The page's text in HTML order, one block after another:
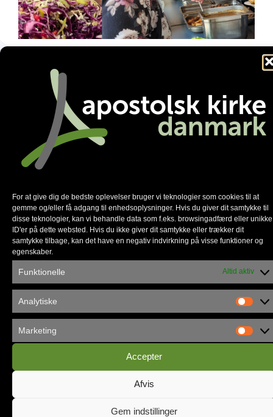
For at give dig de bedste oplevelser bruger vi teknologier som cookies til at
gemme og/eller få adgang til enhedsoplysninger. Hvis du giver dit samtykke til
disse teknologier, kan vi behandle data som f.eks. browsingadfærd eller unikke
ID'er på dette websted. Hvis du ikke giver dit samtykke eller trækker dit
samtykke tilbage, kan det have en negativ indvirkning på visse funktioner og
egenskaber.
Funktionelle Altid aktiv
Analytiske
Marketing
Accepter
Afvis
Gem indstillinger
Københavns Frikirke flytter ind i
Vandværket